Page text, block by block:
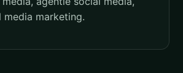
media marketing.